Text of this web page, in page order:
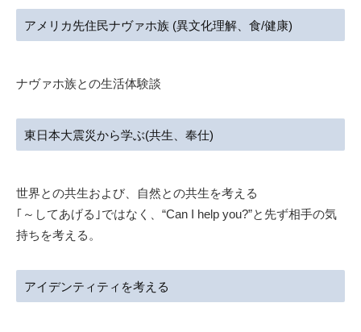
アメリカ先住民ナヴァホ族 (異文化理解、食/健康)
ナヴァホ族との生活体験談
東日本大震災から学ぶ(共生、奉仕)
世界との共生および、自然との共生を考える
｢～してあげる｣ではなく、“Can I help you?”と先ず相手の気
持ちを考える。
アイデンティティを考える